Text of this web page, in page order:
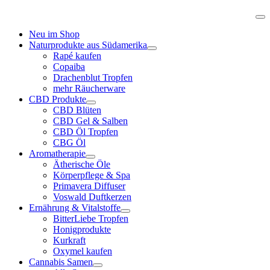
Neu im Shop
Naturprodukte aus Südamerika
Rapé kaufen
Copaiba
Drachenblut Tropfen
mehr Räucherware
CBD Produkte
CBD Blüten
CBD Gel & Salben
CBD Öl Tropfen
CBG Öl
Aromatherapie
Ätherische Öle
Körperpflege & Spa
Primavera Diffuser
Voswald Duftkerzen
Ernährung & Vitalstoffe
BitterLiebe Tropfen
Honigprodukte
Kurkraft
Oxymel kaufen
Cannabis Samen